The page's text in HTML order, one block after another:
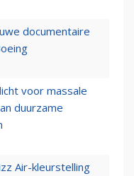
documentaire
voor massale
duurzame
Air-kleurstelling